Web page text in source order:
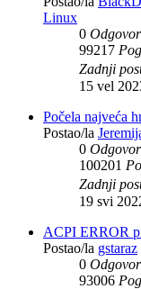
Linux
0
99217
Zadnji
15 vel
Počela najveća
Postao/la
0
100201
Zadnji
19 svi
ACPI ERROR
Postao/la gstaraz
0
93006